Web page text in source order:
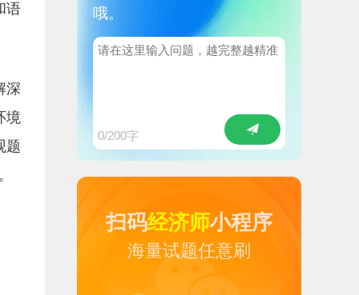
语
深
境
题
哦。
0/200字
扫码经济师小程序
海量试题任意刷